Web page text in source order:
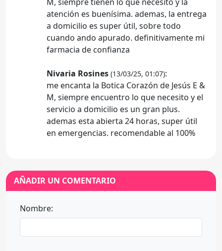
atención es buenísima. ademas, la entrega
a domicilio es super útil, sobre todo
cuando ando apurado. definitivamente mi
farmacia de confianza
Nivaria Rosines (13/03/25, 01:07):
me encanta la Botica Corazón de Jesús E &
M, siempre encuentro lo que necesito y el
servicio a domicilio es un gran plus.
ademas esta abierta 24 horas, super útil
en emergencias. recomendable al 100%
AÑADIR UN COMENTARIO
Nombre: